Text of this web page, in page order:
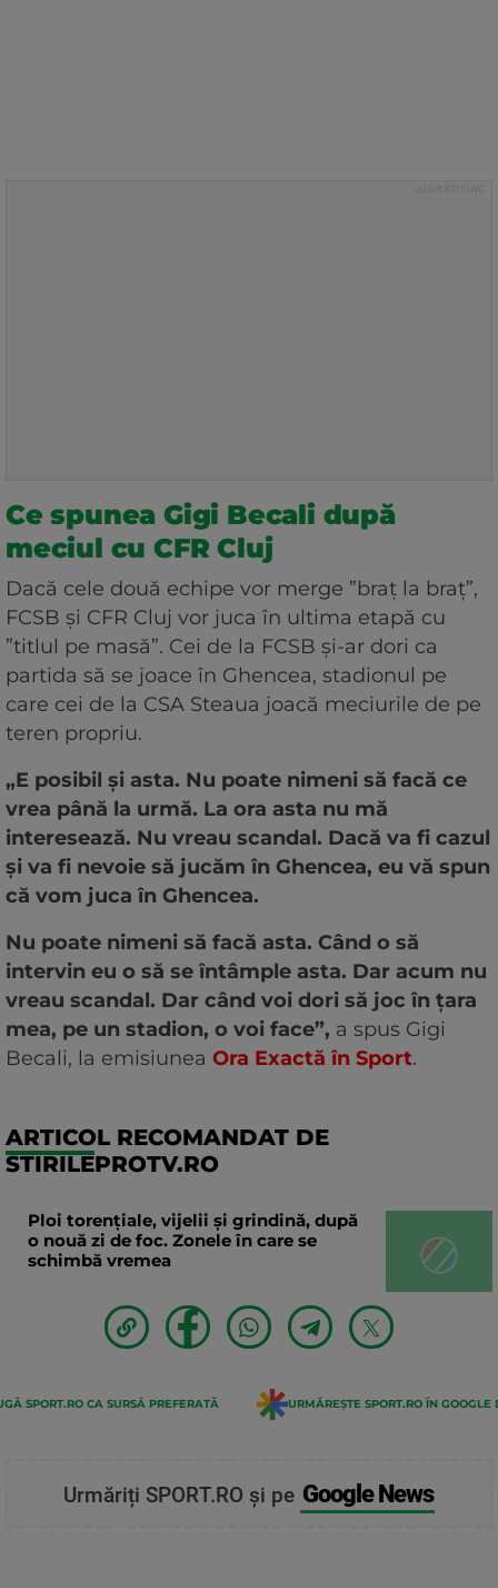
Ce spunea Gigi Becali după
meciul cu CFR Cluj
Dacă cele două echipe vor merge ”braț la braț”,
FCSB și CFR Cluj vor juca în ultima etapă cu
”titlul pe masă”. Cei de la FCSB și-ar dori ca
partida să se joace în Ghencea, stadionul pe
care cei de la CSA Steaua joacă meciurile de pe
teren propriu.
„E posibil și asta. Nu poate nimeni să facă ce
vrea până la urmă. La ora asta nu mă
interesează. Nu vreau scandal. Dacă va fi cazul
și va fi nevoie să jucăm în Ghencea, eu vă spun
că vom juca în Ghencea.
Nu poate nimeni să facă asta. Când o să
intervin eu o să se întâmple asta. Dar acum nu
vreau scandal. Dar când voi dori să joc în țara
mea, pe un stadion, o voi face”, a spus Gigi
Becali, la emisiunea Ora Exactă în Sport.
ARTICOL RECOMANDAT DE
STIRILEPROTV.RO
Ploi torențiale, vijelii și grindină, după
o nouă zi de foc. Zonele în care se
schimbă vremea
SPORT.RO CA SURSĂ PREFERATĂ URMĂREȘTE SPORT.RO ÎN GOOGLE
Urmăriți SPORT.RO și pe Google News